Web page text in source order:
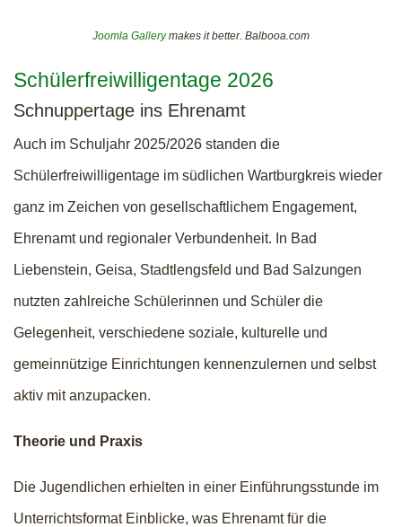
Joomla Gallerymakes it better. Balbooa.com
Schülerfreiwilligentage 2026
Schnuppertage ins Ehrenamt
Auch im Schuljahr 2025/2026 standen die
Schülerfreiwilligentage im südlichen Wartburgkreis wieder
ganz im Zeichen von gesellschaftlichem Engagement,
Ehrenamt und regionaler Verbundenheit. In Bad
Liebenstein, Geisa, Stadtlengsfeld und Bad Salzungen
nutzten zahlreiche Schülerinnen und Schüler die
Gelegenheit, verschiedene soziale, kulturelle und
gemeinnützige Einrichtungen kennenzulernen und selbst
aktiv mit anzupacken.
Theorie und Praxis
Die Jugendlichen erhielten in einer Einführungsstunde im
Unterrichtsformat Einblicke, was Ehrenamt für die